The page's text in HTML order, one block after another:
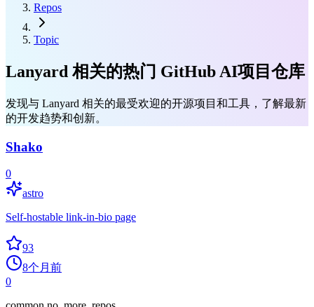
Repos
Topic
Lanyard 相关的热门 GitHub AI项目仓库
发现与 Lanyard 相关的最受欢迎的开源项目和工具，了解最新
的开发趋势和创新。
Shako
0
astro
Self-hostable link-in-bio page
93
8个月前
0